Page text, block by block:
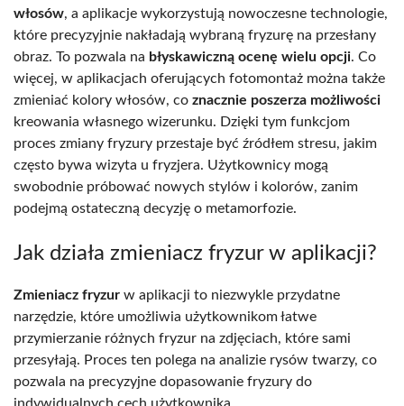
włosów, a aplikacje wykorzystują nowoczesne technologie,
które precyzyjnie nakładają wybraną fryzurę na przesłany
obraz. To pozwala na błyskawiczną ocenę wielu opcji. Co
więcej, w aplikacjach oferujących fotomontaż można także
zmieniać kolory włosów, co znacznie poszerza możliwości
kreowania własnego wizerunku. Dzięki tym funkcjom
proces zmiany fryzury przestaje być źródłem stresu, jakim
często bywa wizyta u fryzjera. Użytkownicy mogą
swobodnie próbować nowych stylów i kolorów, zanim
podejmą ostateczną decyzję o metamorfozie.
Jak działa zmieniacz fryzur w aplikacji?
Zmieniacz fryzur w aplikacji to niezwykle przydatne
narzędzie, które umożliwia użytkownikom łatwe
przymierzanie różnych fryzur na zdjęciach, które sami
przesyłają. Proces ten polega na analizie rysów twarzy, co
pozwala na precyzyjne dopasowanie fryzury do